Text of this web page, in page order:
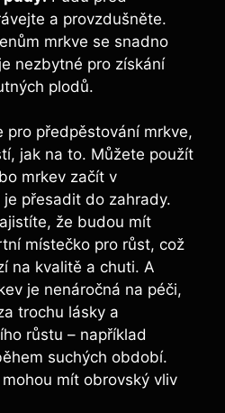
a provzdušněte.
mrkve se snadno
nezbytné pro získání
plodů.
pro předpěstování mrkve,
jak na to. Můžete použít
mrkev začít v
přesadit do zahrady.
že budou mít
místečko pro růst, což
na kvalitě a chuti. A
je nenáročná na péči,
trochu lásky a
růstu – například
suchých období.
mít obrovský vliv